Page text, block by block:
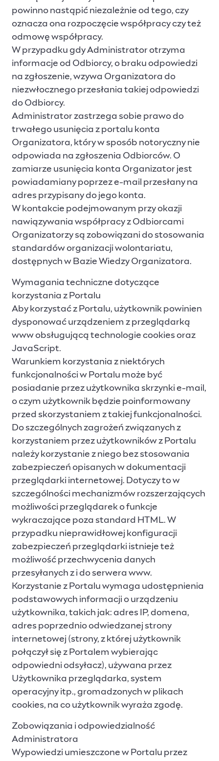
powinno nastąpić niezależnie od tego, czy
oznacza ona rozpoczęcie współpracy czy też
odmowę współpracy.
W przypadku gdy Administrator otrzyma
informacje od Odbiorcy, o braku odpowiedzi
na zgłoszenie, wzywa Organizatora do
niezwłocznego przesłania takiej odpowiedzi
do Odbiorcy.
Administrator zastrzega sobie prawo do
trwałego usunięcia z portalu konta
Organizatora, który w sposób notoryczny nie
odpowiada na zgłoszenia Odbiorców. O
zamiarze usunięcia konta Organizator jest
powiadamiany poprzez e-mail przesłany na
adres przypisany do jego konta.
W kontakcie podejmowanym przy okazji
nawiązywania współpracy z Odbiorcami
Organizatorzy są zobowiązani do stosowania
standardów organizacji wolontariatu,
dostępnych w Bazie Wiedzy Organizatora.
Wymagania techniczne dotyczące
korzystania z Portalu
Aby korzystać z Portalu, użytkownik powinien
dysponować urządzeniem z przeglądarką
www obsługującą technologie cookies oraz
JavaScript.
Warunkiem korzystania z niektórych
funkcjonalności w Portalu może być
posiadanie przez użytkownika skrzynki e-mail,
o czym użytkownik będzie poinformowany
przed skorzystaniem z takiej funkcjonalności.
Do szczególnych zagrożeń związanych z
korzystaniem przez użytkowników z Portalu
należy korzystanie z niego bez stosowania
zabezpieczeń opisanych w dokumentacji
przeglądarki internetowej. Dotyczy to w
szczególności mechanizmów rozszerzających
możliwości przeglądarek o funkcje
wykraczające poza standard HTML. W
przypadku nieprawidłowej konfiguracji
zabezpieczeń przeglądarki istnieje też
możliwość przechwycenia danych
przesyłanych z i do serwera www.
Korzystanie z Portalu wymaga udostępnienia
podstawowych informacji o urządzeniu
użytkownika, takich jak: adres IP, domena,
adres poprzednio odwiedzanej strony
internetowej (strony, z której użytkownik
połączył się z Portalem wybierając
odpowiedni odsyłacz), używana przez
Użytkownika przeglądarka, system
operacyjny itp., gromadzonych w plikach
cookies, na co użytkownik wyraża zgodę.
Zobowiązania i odpowiedzialność
Administratora
Wypowiedzi umieszczone w Portalu przez